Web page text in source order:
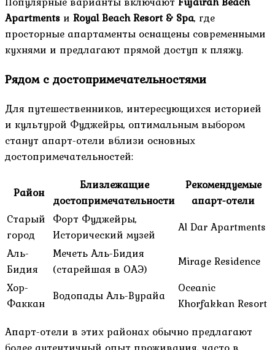
Apartments и Royal Beach Resort & Spa, где
просторные апартаменты оснащены современными
кухнями и предлагают прямой доступ к пляжу.
Рядом с достопримечательностями
Для путешественников, интересующихся историей
и культурой Фуджейры, оптимальным выбором
станут апарт-отели вблизи основных
достопримечательностей:
Район
Близлежащие
достопримечательности
Рекомендуемые
апарт-отели
Старый
город
Форт Фуджейры,
Исторический музей
Al Dar Apartments
Аль-
Бидия
Мечеть Аль-Бидия
(старейшая в ОАЭ)
Mirage Residence
Хор-
Факкан Водопады Аль-Вурайа
Oceanic
Khorfakkan Resort
Апарт-отели в этих районах обычно предлагают